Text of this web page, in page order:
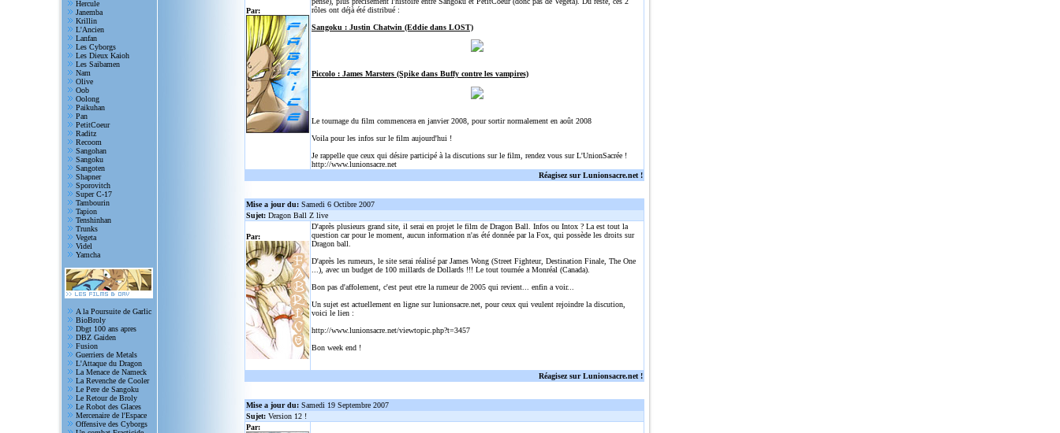
Hercule
Janemba
Krillin
L'Ancien
Lanfan
Les Cyborgs
Les Dieux Kaioh
Les Saibamen
Nam
Olive
Oob
Oolong
Paikuhan
Pan
PetitCoeur
Raditz
Recoom
Sangohan
Sangoku
Sangoten
Shapner
Sporovitch
Super C-17
Tambourin
Tapion
Tenshinhan
Trunks
Vegeta
Videl
Yamcha
A la Poursuite de Garlic
BioBroly
Dbgt 100 ans apres
DBZ Gaiden
Fusion
Guerriers de Metals
L'Attaque du Dragon
La Menace de Nameck
La Revenche de Cooler
Le Pere de Sangoku
Le Retour de Broly
Le Robot des Glaces
Mercenaire de l'Espace
Offensive des Cyborgs
Par:
rôles ont déjà été distribué :
Sangoku : Justin Chatwin (Eddie dans LOST)
Piccolo : James Marsters (Spike dans Buffy contre les vampires)
Le tournage du film commencera en janvier 2008, pour sortir normalement en août 2008
Voila pour les infos sur le film aujourd'hui !
Je rappelle que ceux qui désire participé à la discutions sur le film, rendez vous sur L'UnionSacrée !
http://www.lunionsacre.net
Réagisez sur Lunionsacre.net !
Mise a jour du: Samedi 6 Octibre 2007
Sujet: Dragon Ball Z live
Par:
D'après plusieurs grand site, il serai en projet le film de Dragon Ball. Infos ou Intox ? La est tout la
question car pour le moment, aucun information n'as été donnée par la Fox, qui possède les droits sur
Dragon ball.
D'après les rumeurs, le site serai réalisé par James Wong (Street Fighteur, Destination Finale, The One
...), avec un budget de 100 millards de Dollards !!! Le tout tournée a Monréal (Canada).
Bon pas d'affolement, c'est peut etre la rumeur de 2005 qui revient... enfin a voir...
Un sujet est actuellement en ligne sur lunionsacre.net, pour ceux qui veulent rejoindre la discution,
voici le lien :
http://www.lunionsacre.net/viewtopic.php?t=3457
Bon week end !
Réagisez sur Lunionsacre.net !
Mise a jour du: Samedi 19 Septembre 2007
Sujet: Version 12 !
Par: